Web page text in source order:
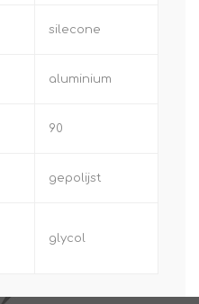
silecone
aluminium
90
gepolijst
glycol